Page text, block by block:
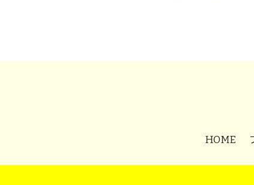
HOME